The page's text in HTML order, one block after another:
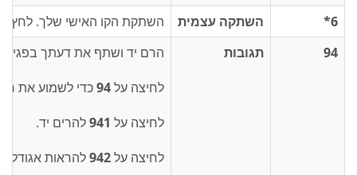
6*
השתקה עצמית
השתקת הקו האישי שלך. לחץ
94
תגובות
הרם יד ושתף את דעתך
לחיצה על94כדי לשמוע את
לחיצה על 941להרים יד.
לחיצה על942להראות